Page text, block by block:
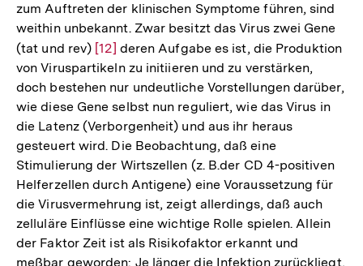
zum Auftreten der klinischen Symptome führen, sind
weithin unbekannt. Zwar besitzt das Virus zwei Gene
(tat und rev) Zur
Auflösung
der
Fußnote
[12] deren Aufgabe es ist, die Produktion
von Viruspartikeln zu initiieren und zu verstärken,
doch bestehen nur undeutliche Vorstellungen darüber,
wie diese Gene selbst nun reguliert, wie das Virus in
die Latenz (Verborgenheit) und aus ihr heraus
gesteuert wird. Die Beobachtung, daß eine
Stimulierung der Wirtszellen (z. B.der CD 4-positiven
Helferzellen durch Antigene) eine Voraussetzung für
die Virusvermehrung ist, zeigt allerdings, daß auch
zelluläre Einflüsse eine wichtige Rolle spielen. Allein
der Faktor Zeit ist als Risikofaktor erkannt und
meßbar geworden: Je länger die Infektion zurückliegt,